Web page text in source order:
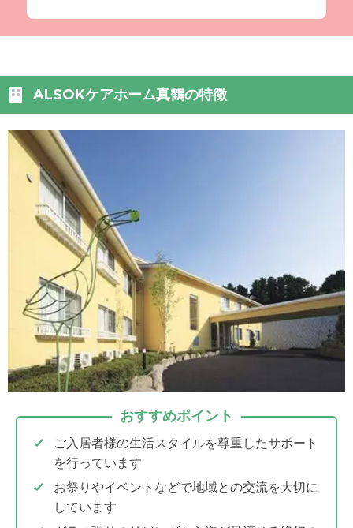
ALSOKケアホーム真鶴の特徴
おすすめポイント
ご入居者様の生活スタイルを尊重したサポート
を行っています
お祭りやイベントなどで地域との交流を大切に
しています